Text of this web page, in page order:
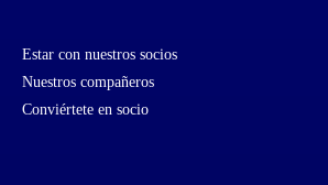
Estar con nuestros socios
Nuestros compañeros
Conviértete en socio